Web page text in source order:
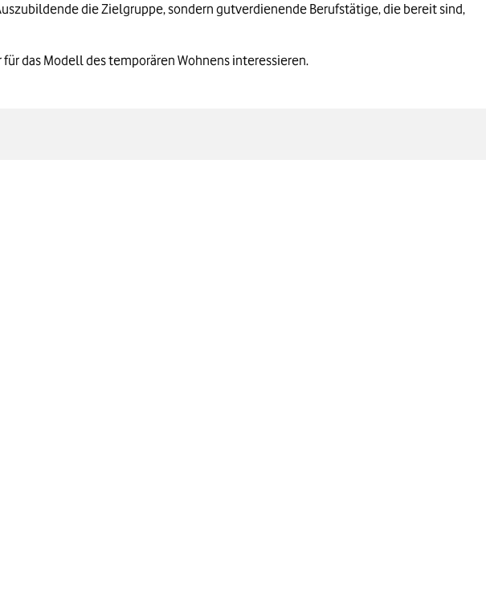
die Zielgruppe, sondern gutverdienende Berufstätige, die bereit sind,
das Modell des temporären Wohnens interessieren.